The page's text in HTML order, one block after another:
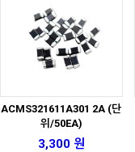
ACMS321611A301 2A (단
위/50EA)
3,300 원